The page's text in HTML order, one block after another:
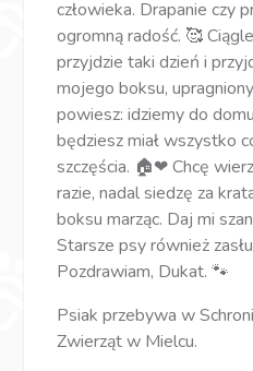
człowieka. Drapanie czy
ogromną radość. 🥰
przyjdzie taki dzień i
mojego boksu,
powiesz: idziemy do
będziesz miał wszystko
szczęścia. 🏠❤ Chcę
razie, nadal siedzę za
boksu marząc. Daj mi
Starsze psy również
Pozdrawiam, Dukat. 🐾
Psiak przebywa w
Zwierząt w Mielcu.